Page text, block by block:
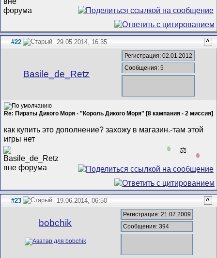
#22 29.05.2014, 16:35 ^
Basile_de_Retz
Регистрация: 02.01.2012
Сообщения: 5
Re: Пираты Дикого Моря - "Король Дикого Моря" [8 кампания - 2 миссия]
как купить это дополнение? захожу в магазин.-там этой
игры нет
0 ⚖️
0
#23 19.06.2014, 06:50 ^
bobchik
Регистрация: 21.07.2009
Сообщения: 394